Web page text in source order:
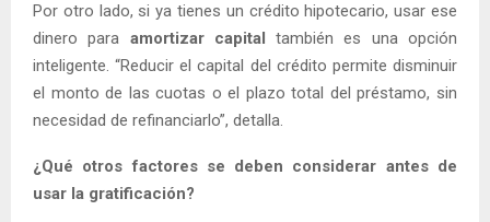
Por otro lado, si ya tienes un crédito hipotecario, usar ese
dinero para amortizar capital también es una opción
inteligente. “Reducir el capital del crédito permite disminuir
el monto de las cuotas o el plazo total del préstamo, sin
necesidad de refinanciarlo”, detalla.
¿Qué otros factores se deben considerar antes de
usar la gratificación?